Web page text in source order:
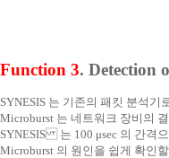
Function 3. Detection
SYNESIS 는 기존의 패킷 분석
Microburst 는 네트워크 장비의
SYNESIS 는 100 μsec 의 간격
Microburst 의 원인을 쉽게 확인